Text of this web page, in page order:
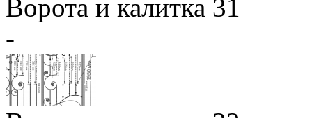
Ворота и калитка 31
-